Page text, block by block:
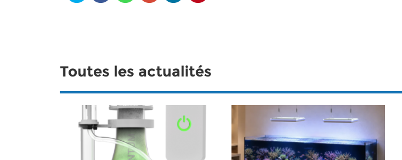
Toutes les actualités